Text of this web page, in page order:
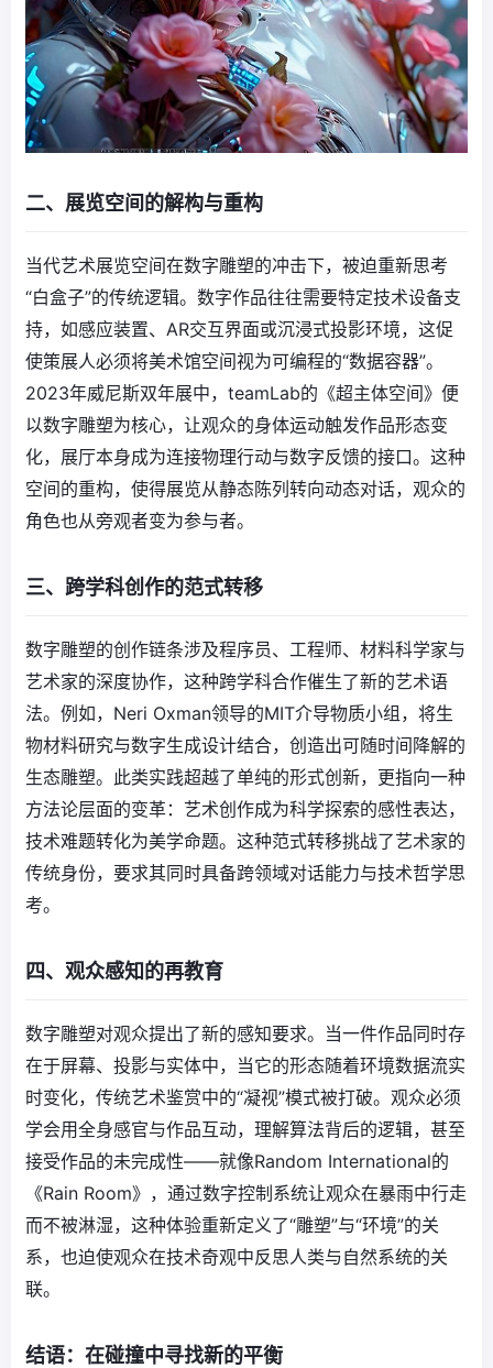
二、展览空间的解构与重构
当代艺术展览空间在数字雕塑的冲击下，被迫重新思考
“白盒子”的传统逻辑。数字作品往往需要特定技术设备支
持，如感应装置、AR交互界面或沉浸式投影环境，这促
使策展人必须将美术馆空间视为可编程的“数据容器”。
2023年威尼斯双年展中，teamLab的《超主体空间》便
以数字雕塑为核心，让观众的身体运动触发作品形态变
化，展厅本身成为连接物理行动与数字反馈的接口。这种
空间的重构，使得展览从静态陈列转向动态对话，观众的
角色也从旁观者变为参与者。
三、跨学科创作的范式转移
数字雕塑的创作链条涉及程序员、工程师、材料科学家与
艺术家的深度协作，这种跨学科合作催生了新的艺术语
法。例如，Neri Oxman领导的MIT介导物质小组，将生
物材料研究与数字生成设计结合，创造出可随时间降解的
生态雕塑。此类实践超越了单纯的形式创新，更指向一种
方法论层面的变革：艺术创作成为科学探索的感性表达，
技术难题转化为美学命题。这种范式转移挑战了艺术家的
传统身份，要求其同时具备跨领域对话能力与技术哲学思
考。
四、观众感知的再教育
数字雕塑对观众提出了新的感知要求。当一件作品同时存
在于屏幕、投影与实体中，当它的形态随着环境数据流实
时变化，传统艺术鉴赏中的“凝视”模式被打破。观众必须
学会用全身感官与作品互动，理解算法背后的逻辑，甚至
接受作品的未完成性——就像Random International的
《Rain Room》，通过数字控制系统让观众在暴雨中行走
而不被淋湿，这种体验重新定义了“雕塑”与“环境”的关
系，也迫使观众在技术奇观中反思人类与自然系统的关
联。
结语：在碰撞中寻找新的平衡